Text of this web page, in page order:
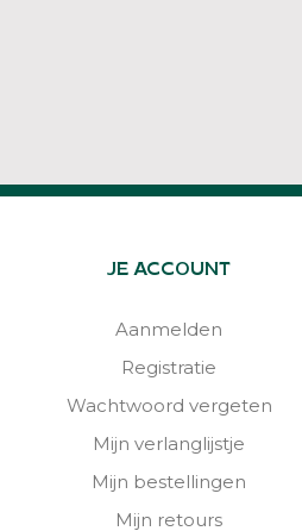
JE ACCOUNT
Aanmelden
Registratie
Wachtwoord vergeten
Mijn verlanglijstje
Mijn bestellingen
Mijn retours